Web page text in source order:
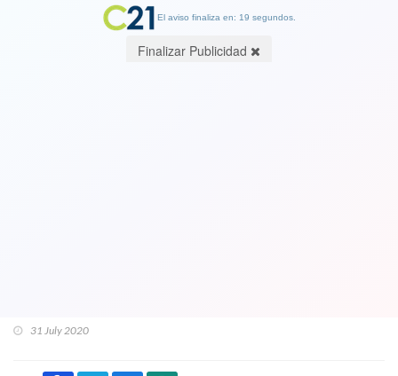
31 July 2020
El aviso finaliza en: 19 segundos.
Finalizar Publicidad